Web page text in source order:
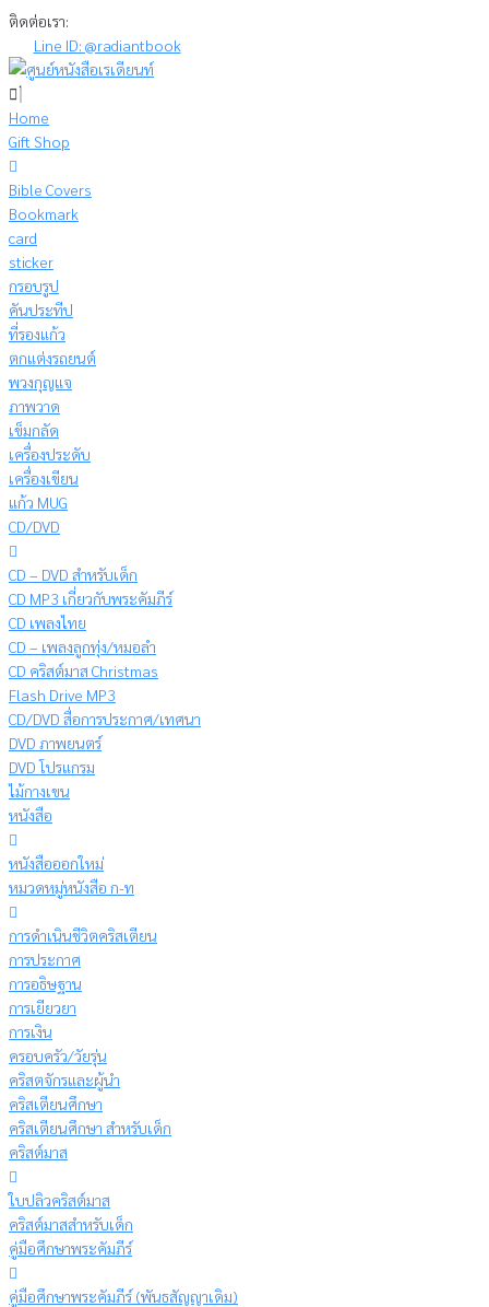
Skip
content
ติดต่อเรา:
Line ID: @radiantbook
Home
Gift Shop
Bible Covers
Bookmark
card
sticker
กรอบรูป
คันประทีป
ที่รองแก้ว
ตกแต่งรถยนต์
พวงกุญแจ
ภาพวาด
เข็มกลัด
เครื่องประดับ
เครื่องเขียน
แก้ว MUG
CD/DVD
CD – DVD สำหรับเด็ก
CD MP3 เกี่ยวกับพระคัมภีร์
CD เพลงไทย
CD – เพลงลูกทุ่ง/หมอลำ
CD คริสต์มาส Christmas
Flash Drive MP3
CD/DVD สื่อการประกาศ/เทศนา
DVD ภาพยนตร์
DVD โปรแกรม
ไม้กางเขน
หนังสือ
หนังสือออกใหม่
หมวดหมู่หนังสือ ก-ท
การดำเนินชีวิตคริสเตียน
การประกาศ
การอธิษฐาน
การเยียวยา
การเงิน
ครอบครัว/วัยรุ่น
คริสตจักรและผู้นำ
คริสเตียนศึกษา
คริสเตียนศึกษา สำหรับเด็ก
คริสต์มาส
ใบปลิวคริสต์มาส
คริสต์มาสสำหรับเด็ก
คู่มือศึกษาพระคัมภีร์
คู่มือศึกษาพระคัมภีร์ (พันธสัญญาเดิม)